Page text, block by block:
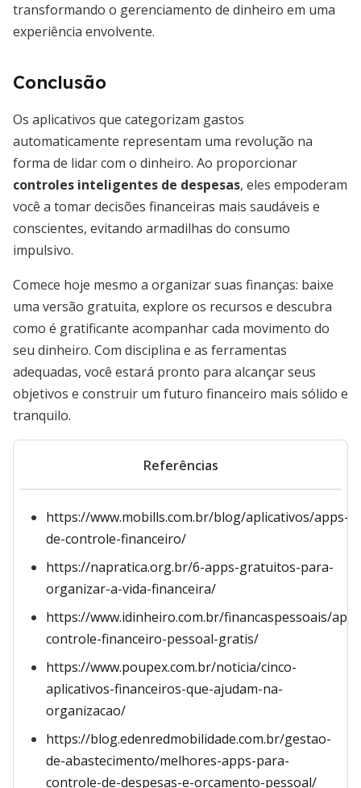
transformando o gerenciamento de dinheiro em uma
experiência envolvente.
Conclusão
Os aplicativos que categorizam gastos
automaticamente representam uma revolução na
forma de lidar com o dinheiro. Ao proporcionar
controles inteligentes de despesas, eles empoderam
você a tomar decisões financeiras mais saudáveis e
conscientes, evitando armadilhas do consumo
impulsivo.
Comece hoje mesmo a organizar suas finanças: baixe
uma versão gratuita, explore os recursos e descubra
como é gratificante acompanhar cada movimento do
seu dinheiro. Com disciplina e as ferramentas
adequadas, você estará pronto para alcançar seus
objetivos e construir um futuro financeiro mais sólido e
tranquilo.
Referências
https://www.mobills.com.br/blog/aplicativos/apps-
de-controle-financeiro/
https://napratica.org.br/6-apps-gratuitos-para-
organizar-a-vida-financeira/
https://www.idinheiro.com.br/financaspessoais/app-
controle-financeiro-pessoal-gratis/
https://www.poupex.com.br/noticia/cinco-
aplicativos-financeiros-que-ajudam-na-
organizacao/
https://blog.edenredmobilidade.com.br/gestao-
de-abastecimento/melhores-apps-para-
controle-de-despesas-e-orcamento-pessoal/